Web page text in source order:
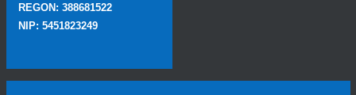
REGON: 388681522
NIP: 5451823249